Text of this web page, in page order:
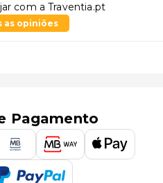
com a Traventia.pt
as opiniões
Pagamento